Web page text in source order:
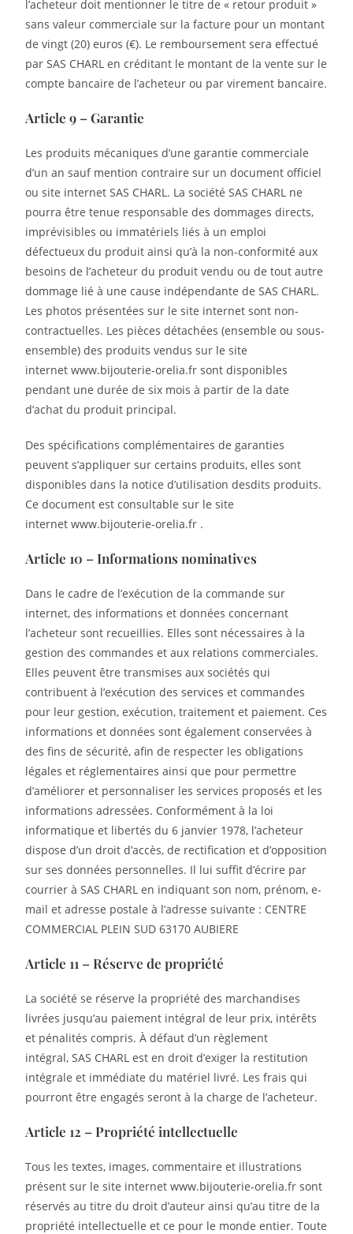
l’acheteur doit mentionner le titre de « retour produit »
sans valeur commerciale sur la facture pour un montant
de vingt (20) euros (€). Le remboursement sera effectué
par SAS CHARL en créditant le montant de la vente sur le
compte bancaire de l’acheteur ou par virement bancaire.
Article 9 – Garantie
Les produits mécaniques d’une garantie commerciale
d’un an sauf mention contraire sur un document officiel
ou site internet SAS CHARL. La société SAS CHARL ne
pourra être tenue responsable des dommages directs,
imprévisibles ou immatériels liés à un emploi
défectueux du produit ainsi qu’à la non-conformité aux
besoins de l’acheteur du produit vendu ou de tout autre
dommage lié à une cause indépendante de SAS CHARL.
Les photos présentées sur le site internet sont non-
contractuelles. Les pièces détachées (ensemble ou sous-
ensemble) des produits vendus sur le site
internet www.bijouterie-orelia.fr sont disponibles
pendant une durée de six mois à partir de la date
d’achat du produit principal.
Des spécifications complémentaires de garanties
peuvent s’appliquer sur certains produits, elles sont
disponibles dans la notice d’utilisation desdits produits.
Ce document est consultable sur le site
internet www.bijouterie-orelia.fr .
Article 10 – Informations nominatives
Dans le cadre de l’exécution de la commande sur
internet, des informations et données concernant
l’acheteur sont recueillies. Elles sont nécessaires à la
gestion des commandes et aux relations commerciales.
Elles peuvent être transmises aux sociétés qui
contribuent à l’exécution des services et commandes
pour leur gestion, exécution, traitement et paiement. Ces
informations et données sont également conservées à
des fins de sécurité, afin de respecter les obligations
légales et réglementaires ainsi que pour permettre
d’améliorer et personnaliser les services proposés et les
informations adressées. Conformément à la loi
informatique et libertés du 6 janvier 1978, l’acheteur
dispose d’un droit d’accès, de rectification et d’opposition
sur ses données personnelles. Il lui suffit d’écrire par
courrier à SAS CHARL en indiquant son nom, prénom, e-
mail et adresse postale à l’adresse suivante : CENTRE
COMMERCIAL PLEIN SUD 63170 AUBIERE
Article 11 – Réserve de propriété
La société se réserve la propriété des marchandises
livrées jusqu’au paiement intégral de leur prix, intérêts
et pénalités compris. À défaut d’un règlement
intégral, SAS CHARL est en droit d’exiger la restitution
intégrale et immédiate du matériel livré. Les frais qui
pourront être engagés seront à la charge de l’acheteur.
Article 12 – Propriété intellectuelle
Tous les textes, images, commentaire et illustrations
présent sur le site internet www.bijouterie-orelia.fr sont
réservés au titre du droit d’auteur ainsi qu’au titre de la
propriété intellectuelle et ce pour le monde entier. Toute